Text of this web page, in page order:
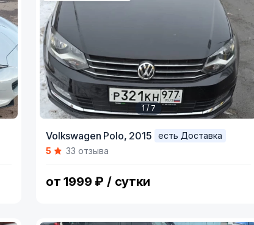
of
1 / 7
Volkswagen Polo, 2015
есть Доставка
5
33 отзыва
от 1999 ₽ / сутки